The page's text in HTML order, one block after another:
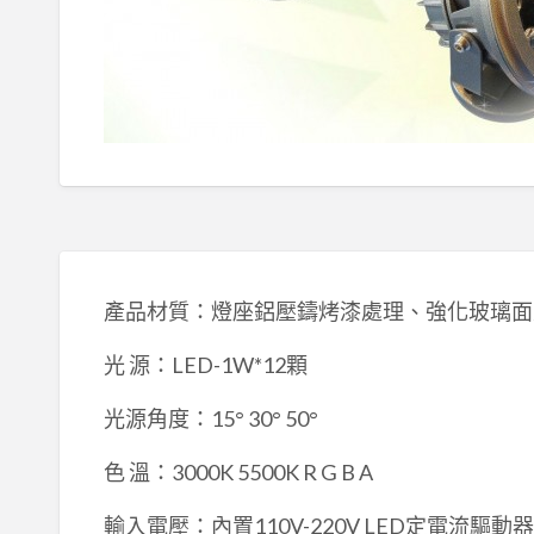
產品材質：燈座鋁壓鑄烤漆處理、強化玻璃
光 源：LED-1W*12顆
光源角度：15° 30° 50°
色 溫：3000K 5500K R G B A
輸入電壓：內置110V-220V LED定電流驅動器